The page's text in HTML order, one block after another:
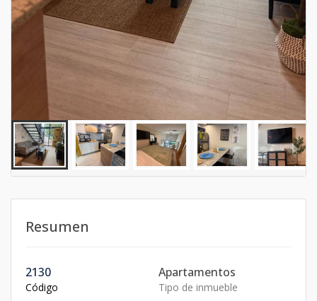
Resumen
2130
Código
Apartamentos
Tipo de inmueble